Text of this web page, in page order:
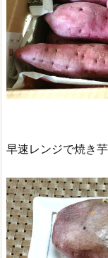
早速レンジで焼き